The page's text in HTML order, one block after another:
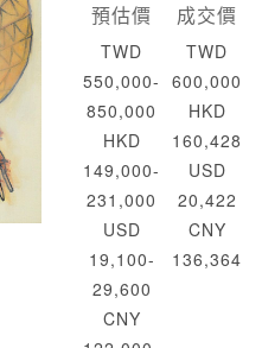
預估價
TWD
550,000-
850,000
HKD
149,000-
231,000
USD
19,100-
29,600
CNY
成交價
TWD
600,000
HKD
160,428
USD
20,422
CNY
136,364